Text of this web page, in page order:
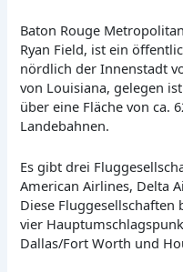
Baton Rouge
Ryan Field, ist ein
nördlich der Innenstadt
von Louisiana, gelegen
über eine Fläche von ca.
Landebahnen.
Es gibt drei
American Airlines, Delta
Diese
vier
Dallas/Fort Worth und